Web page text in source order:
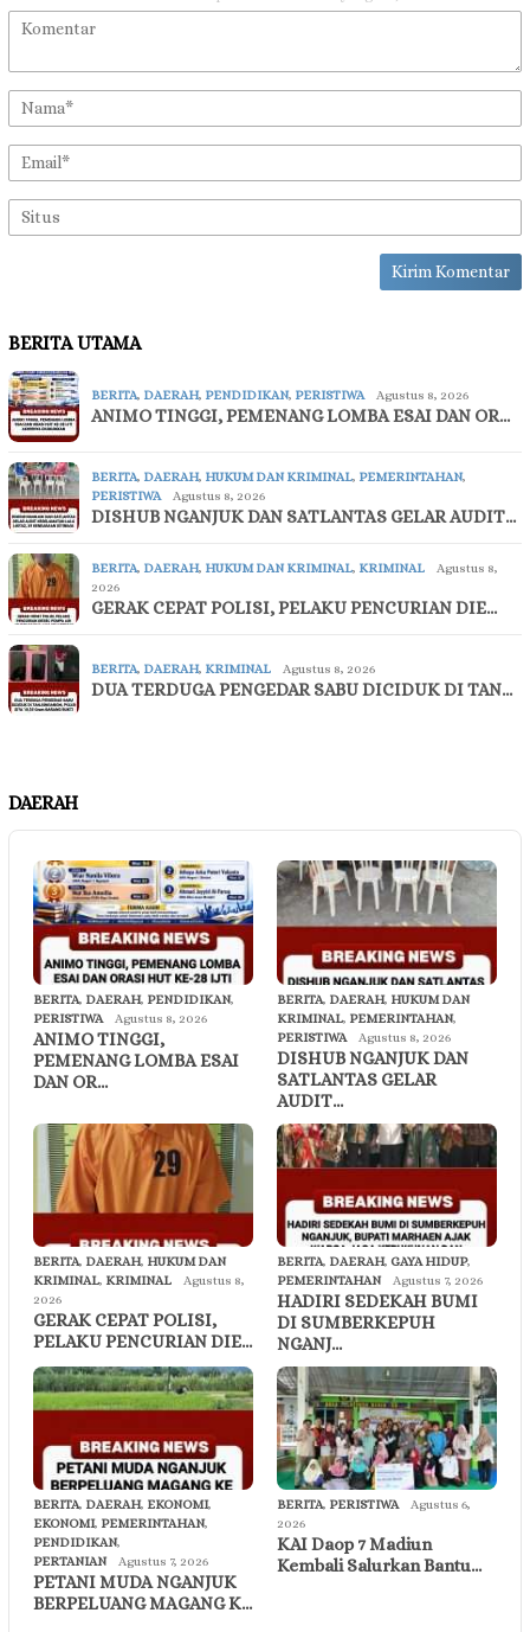
BERITA UTAMA
BERITA, DAERAH, PENDIDIKAN, PERISTIWA Agustus 8, 2026
ANIMO TINGGI, PEMENANG LOMBA ESAI DAN OR…
BERITA, DAERAH, HUKUM DAN KRIMINAL, PEMERINTAHAN,
PERISTIWA
Agustus 8, 2026
DISHUB NGANJUK DAN SATLANTAS GELAR AUDIT…
BERITA, DAERAH, HUKUM DAN KRIMINAL, KRIMINAL
Agustus 8,
2026
GERAK CEPAT POLISI, PELAKU PENCURIAN DIE…
BERITA, DAERAH, KRIMINAL Agustus 8, 2026
DUA TERDUGA PENGEDAR SABU DICIDUK DI TAN…
DAERAH
BERITA, DAERAH, PENDIDIKAN,
PERISTIWA
Agustus 8, 2026
ANIMO TINGGI,
PEMENANG LOMBA ESAI
DAN OR…
BERITA, DAERAH, HUKUM DAN
KRIMINAL, PEMERINTAHAN,
PERISTIWA
Agustus 8, 2026
DISHUB NGANJUK DAN
SATLANTAS GELAR
AUDIT…
BERITA, DAERAH, HUKUM DAN
KRIMINAL, KRIMINAL
Agustus 8,
2026
GERAK CEPAT POLISI,
PELAKU PENCURIAN DIE…
BERITA, DAERAH, GAYA HIDUP,
PEMERINTAHAN
Agustus 7, 2026
HADIRI SEDEKAH BUMI
DI SUMBERKEPUH
NGANJ…
BERITA, DAERAH, EKONOMI,
EKONOMI, PEMERINTAHAN,
PENDIDIKAN,
PERTANIAN
Agustus 7, 2026
PETANI MUDA NGANJUK
BERPELUANG MAGANG K…
BERITA, PERISTIWA
Agustus 6,
2026
KAI Daop 7 Madiun
Kembali Salurkan Bantu…